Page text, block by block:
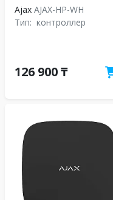
Ajax AJAX-HP-WH
Тип: контроллер
126 900 ₸